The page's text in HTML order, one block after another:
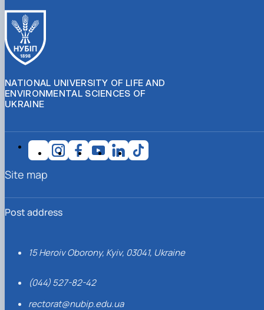
NATIONAL UNIVERSITY OF LIFE AND
ENVIRONMENTAL SCIENCES OF
UKRAINE
Post address
15 Heroiv Oborony, Kyiv, 03041, Ukraine
(044) 527-82-42
rectorat@nubip.edu.ua
Site map